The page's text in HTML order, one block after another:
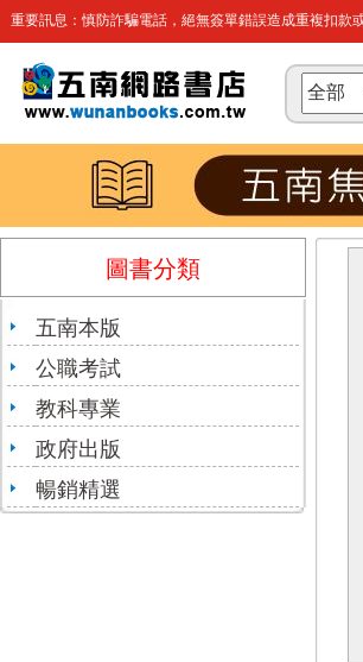
重要訊息：慎防詐騙電話，絕無簽單錯誤造成重複扣款
圖書分類
五南本版
公職考試
教科專業
政府出版
暢銷精選